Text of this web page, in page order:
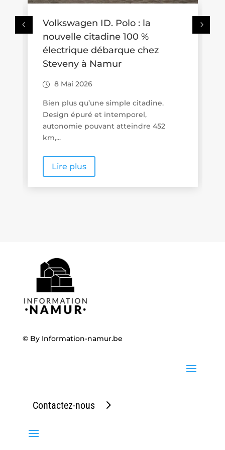
Alarme sans fil en Belgique :
choisir Jeweller, Z-Wave ou
Zigbee
14 Avr 2026
En Belgique, la sécurité électronique
évolue clairement vers des systèmes
d’alarme sans fil,...
Lire plus
© By Information-namur.be
Contactez-nous